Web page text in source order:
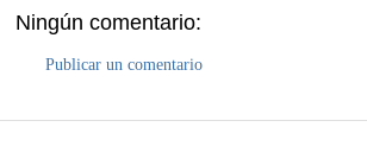
Ningún comentario:
Publicar un comentario